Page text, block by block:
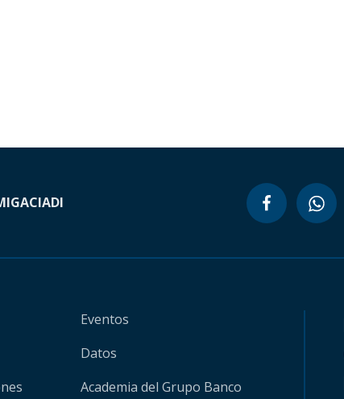
CIADI
Eventos
Datos
Academia del Grupo Banco